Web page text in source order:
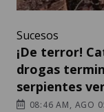
Sucesos
¡De terror!
drogas
serpientes
08:46 AM, AGO